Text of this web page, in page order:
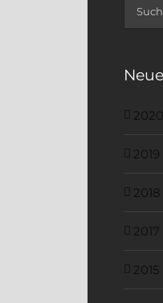
nach:
2020
2019
2018
2017
2015